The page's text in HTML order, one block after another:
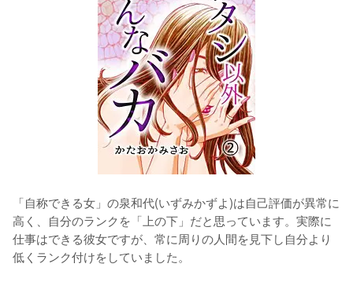
「自称できる女」の泉和代(いずみかずよ)は自己評価が異常に
高く、自分のランクを「上の下」だと思っています。実際に
仕事はできる彼女ですが、常に周りの人間を見下し自分より
低くランク付けをしていました。